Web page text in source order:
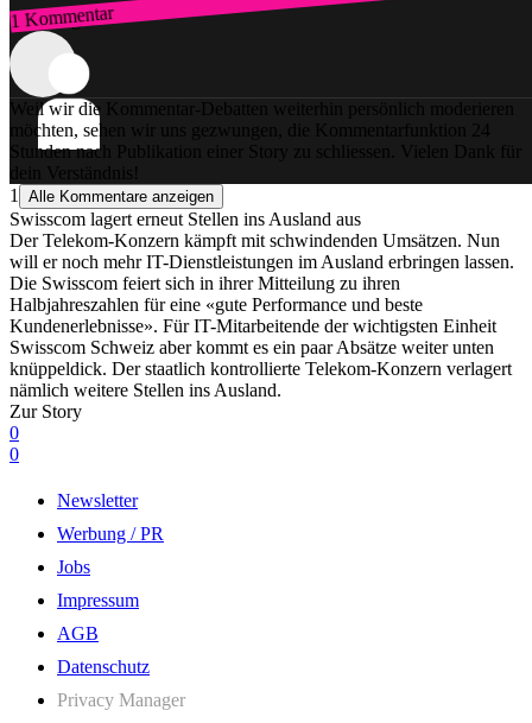
1 Kommentar
Zum Login
Weil wir die Kommentar-Debatten weiterhin persönlich moderieren
möchten, sehen wir uns gezwungen, die Kommentarfunktion 24
Stunden nach Publikation einer Story zu schliessen. Vielen Dank für
dein Verständnis!
1
Alle Kommentare anzeigen
Swisscom lagert erneut Stellen ins Ausland aus
Der Telekom-Konzern kämpft mit schwindenden Umsätzen. Nun
will er noch mehr IT-Dienstleistungen im Ausland erbringen lassen.
Die Swisscom feiert sich in ihrer Mitteilung zu ihren
Halbjahreszahlen für eine «gute Performance und beste
Kundenerlebnisse». Für IT-Mitarbeitende der wichtigsten Einheit
Swisscom Schweiz aber kommt es ein paar Absätze weiter unten
knüppeldick. Der staatlich kontrollierte Telekom-Konzern verlagert
nämlich weitere Stellen ins Ausland.
Zur Story
0
0
Newsletter
Werbung / PR
Jobs
Impressum
AGB
Datenschutz
Privacy Manager